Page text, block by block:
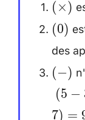
(×)
(0)
(0)
des
(-)
(−)
(5 −
7) =